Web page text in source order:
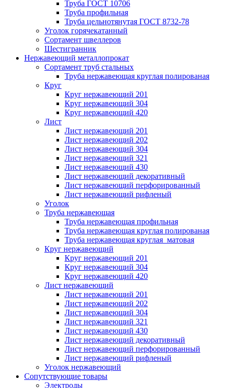
Труба ГОСТ 10706
Труба профильная
Труба цельнотянутая ГОСТ 8732-78
Уголок горячекатанный
Сортамент швеллеров
Шестигранник
Нержавеющий металлопрокат
Сортамент труб стальных
Труба нержавеющая круглая полированая
Круг
Круг нержавеющий 201
Круг нержавеющий 304
Круг нержавеющий 420
Лист
Лист нержавеющий 201
Лист нержавеющий 202
Лист нержавеющий 304
Лист нержавеющий 321
Лист нержавеющий 430
Лист нержавеющий декоративный
Лист нержавеющий перфорированный
Лист нержавеющий рифленый
Уголок
Труба нержавеющая
Труба нержавеющая профильная
Труба нержавеющая круглая полированая
Труба нержавеющая круглая матовая
Круг нержавеющий
Круг нержавеющий 201
Круг нержавеющий 304
Круг нержавеющий 420
Лист нержавеющий
Лист нержавеющий 201
Лист нержавеющий 202
Лист нержавеющий 304
Лист нержавеющий 321
Лист нержавеющий 430
Лист нержавеющий декоративный
Лист нержавеющий перфорированный
Лист нержавеющий рифленый
Уголок нержавеющий
Cопутствующие товары
Электроды